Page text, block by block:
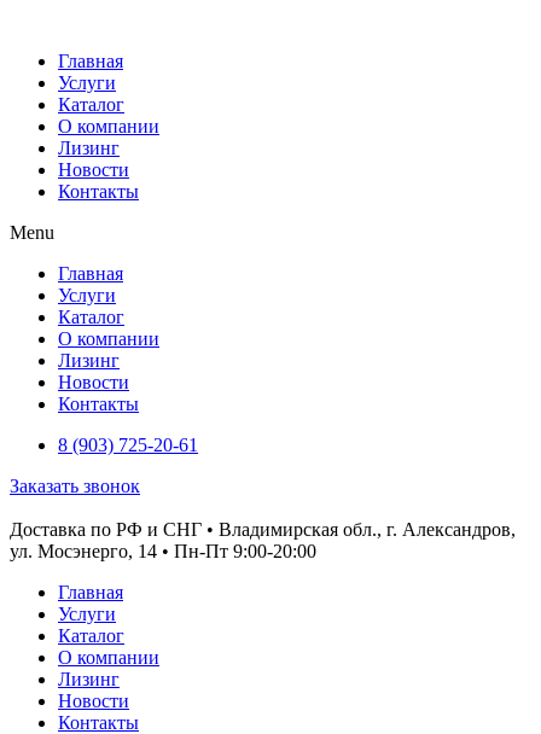
содержимому
Главная
Услуги
Каталог
О компании
Лизинг
Новости
Контакты
Menu
Главная
Услуги
Каталог
О компании
Лизинг
Новости
Контакты
8 (903) 725-20-61
Заказать звонок
Доставка по РФ и СНГ • Владимирская обл., г. Александров,
ул. Мосэнерго, 14 • Пн-Пт 9:00-20:00
Главная
Услуги
Каталог
О компании
Лизинг
Новости
Контакты